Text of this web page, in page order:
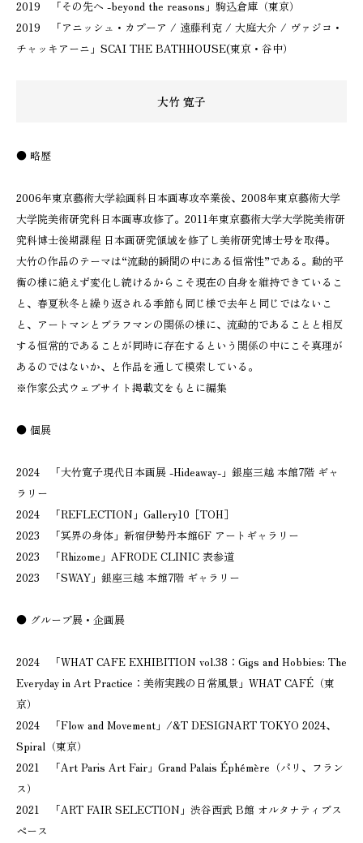
2019 「その先へ -beyond the reasons」駒込倉庫（東京）
2019 「アニッシュ・カプーア / 遠藤利克 / 大庭大介 / ヴァジコ・
チャッキアーニ」SCAI THE BATHHOUSE(東京・谷中）
大竹 寛子
● 略歴
2006年東京藝術大学絵画科日本画専攻卒業後、2008年東京藝術大学
大学院美術研究科日本画専攻修了。2011年東京藝術大学大学院美術研
究科博士後期課程 日本画研究領域を修了し美術研究博士号を取得。
大竹の作品のテーマは“流動的瞬間の中にある恒常性”である。動的平
衡の様に絶えず変化し続けるからこそ現在の自身を維持できているこ
と、春夏秋冬と繰り返される季節も同じ様で去年と同じではないこ
と、アートマンとブラフマンの関係の様に、流動的であることと相反
する恒常的であることが同時に存在するという関係の中にこそ真理が
あるのではないか、と作品を通して模索している。
※作家公式ウェブサイト掲載文をもとに編集
● 個展
2024 「大竹寛子現代日本画展 -Hideaway-」銀座三越 本館7階 ギャ
ラリー
2024 「REFLECTION」Gallery10［TOH］
2023 「冥界の身体」新宿伊勢丹本館6F アートギャラリー
2023 「Rhizome」AFRODE CLINIC 表参道
2023 「SWAY」銀座三越 本館7階 ギャラリー
● グループ展・企画展
2024 「WHAT CAFE EXHIBITION vol.38：Gigs and Hobbies: The
Everyday in Art Practice：美術実践の日常風景」WHAT CAFÉ（東
京）
2024 「Flow and Movement」/&T DESIGNART TOKYO 2024、
Spiral（東京）
2021 「Art Paris Art Fair」Grand Palais Éphémère（パリ、フラン
ス）
2021 「ART FAIR SELECTION」渋谷西武 B館 オルタナティブス
ペース